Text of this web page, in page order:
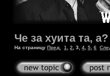
Че за хуита та, а?
На страницу Пред. 1 2 3 4 5 6